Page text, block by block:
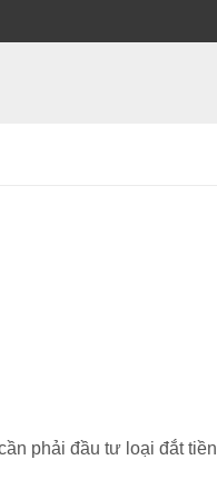
phải đầu tư loại đắt tiền